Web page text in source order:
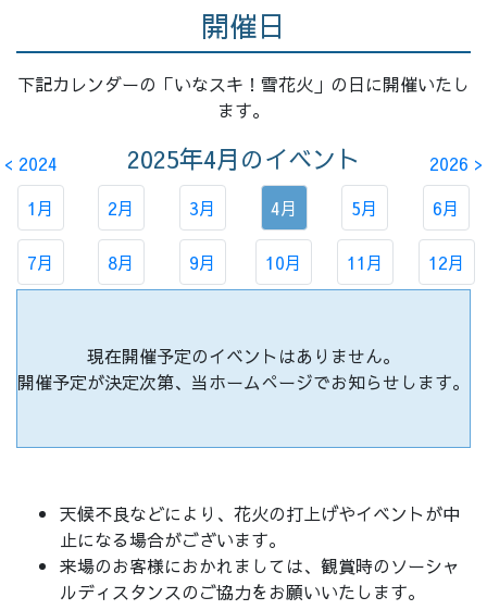
開催日
下記カレンダーの「いなスキ！雪花火」の日に開催いたし
ます。
< 2024 2025年4月のイベント
2026 >
1月
2月 3月 4月 5月 6月
7月 8月 9月 10月 11月 12月
現在開催予定のイベントはありません。
開催予定が決定次第、当ホームぺージでお知らせします。
天候不良などにより、花火の打上げやイベントが中
止になる場合がございます。
来場のお客様におかれましては、観賞時のソーシャ
ルディスタンスのご協力をお願いいたします。